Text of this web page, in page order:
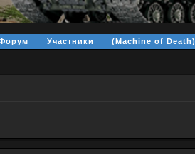
Участники (Machine of Death)